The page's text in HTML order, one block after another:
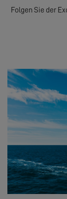
Folgen Sie der